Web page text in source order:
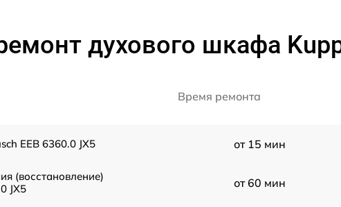
духового шкафа
Время ремонта
EEB 6360.0 JX5 от 15 мин
(восстановление)
JX5
от 60 мин